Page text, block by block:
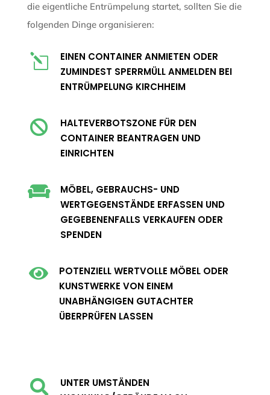
die eigentliche Entrümpelung startet, sollten Sie die
folgenden Dinge organisieren:
l
EINEN CONTAINER ANMIETEN ODER
ZUMINDEST SPERRMÜLL ANMELDEN BEI
ENTRÜMPELUNG KIRCHHEIM

HALTEVERBOTSZONE FÜR DEN
CONTAINER BEANTRAGEN UND
EINRICHTEN

MÖBEL, GEBRAUCHS- UND
WERTGEGENSTÄNDE ERFASSEN UND
GEGEBENENFALLS VERKAUFEN ODER
SPENDEN

POTENZIELL WERTVOLLE MÖBEL ODER
KUNSTWERKE VON EINEM
UNABHÄNGIGEN GUTACHTER
ÜBERPRÜFEN LASSEN

UNTER UMSTÄNDEN